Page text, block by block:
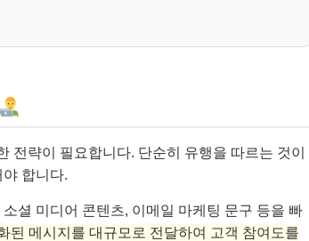
전략이 필요합니다. 단순히 유행을 따르는 것이
합니다.
셜 미디어 콘텐츠, 이메일 마케팅 문구 등을 빠
된 메시지를 대규모로 전달하여 고객 참여도를